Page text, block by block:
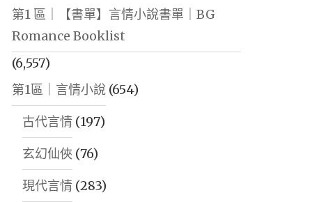
第1 區｜【書單】言情小說書單｜BG
Romance Booklist
(6,557)
第1區｜言情小說(654)
古代言情(197)
玄幻仙俠 (76)
現代言情(283)